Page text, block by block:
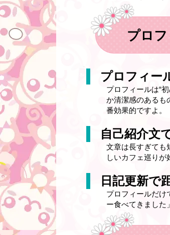
プロ
プロフィー
プロフィールは“
か清潔感のあるも
番効果的ですよ。
自己紹介文
文章は長すぎても
しいカフェ巡りが
日記更新で
プロフィールだけ
ー食べてきました